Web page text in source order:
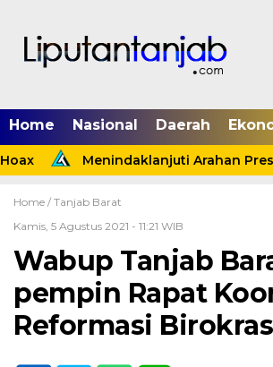
Home Nasional Daerah
Menindaklanjuti Arahan
Home / Tanjab Barat
Kamis, 5 Agustus 2021 - 11:21 WIB
Wabup Tanjab
pempin Rapat
Reformasi